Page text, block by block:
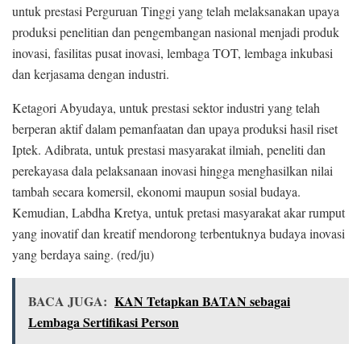
untuk prestasi Perguruan Tinggi yang telah melaksanakan upaya
produksi penelitian dan pengembangan nasional menjadi produk
inovasi, fasilitas pusat inovasi, lembaga TOT, lembaga inkubasi
dan kerjasama dengan industri.
Ketagori Abyudaya, untuk prestasi sektor industri yang telah
berperan aktif dalam pemanfaatan dan upaya produksi hasil riset
Iptek. Adibrata, untuk prestasi masyarakat ilmiah, peneliti dan
perekayasa dala pelaksanaan inovasi hingga menghasilkan nilai
tambah secara komersil, ekonomi maupun sosial budaya.
Kemudian, Labdha Kretya, untuk pretasi masyarakat akar rumput
yang inovatif dan kreatif mendorong terbentuknya budaya inovasi
yang berdaya saing. (red/ju)
BACA JUGA: KAN Tetapkan BATAN sebagai
Lembaga Sertifikasi Person